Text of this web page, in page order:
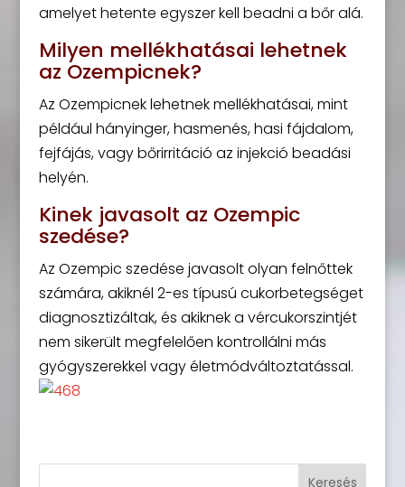
amelyet hetente egyszer kell beadni a bőr alá.
Milyen mellékhatásai lehetnek
az Ozempicnek?
Az Ozempicnek lehetnek mellékhatásai, mint
például hányinger, hasmenés, hasi fájdalom,
fejfájás, vagy bőrirritáció az injekció beadási
helyén.
Kinek javasolt az Ozempic
szedése?
Az Ozempic szedése javasolt olyan felnőttek
számára, akiknél 2-es típusú cukorbetegséget
diagnosztizáltak, és akiknek a vércukorszintjét
nem sikerült megfelelően kontrollálni más
gyógyszerekkel vagy életmódváltoztatással.
Keresés